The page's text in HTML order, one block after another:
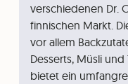
verschiedenen Dr.
finnischen Markt.
vor allem
Desserts, Müsli
bietet ein